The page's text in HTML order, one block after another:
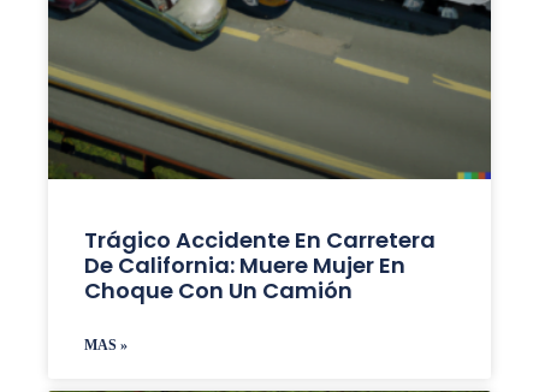
Trágico Accidente En Carretera
De California: Muere Mujer En
Choque Con Un Camión
MAS »